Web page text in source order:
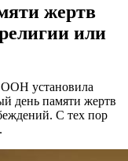
жертв
или
ООН установила
день памяти жертв
С тех пор